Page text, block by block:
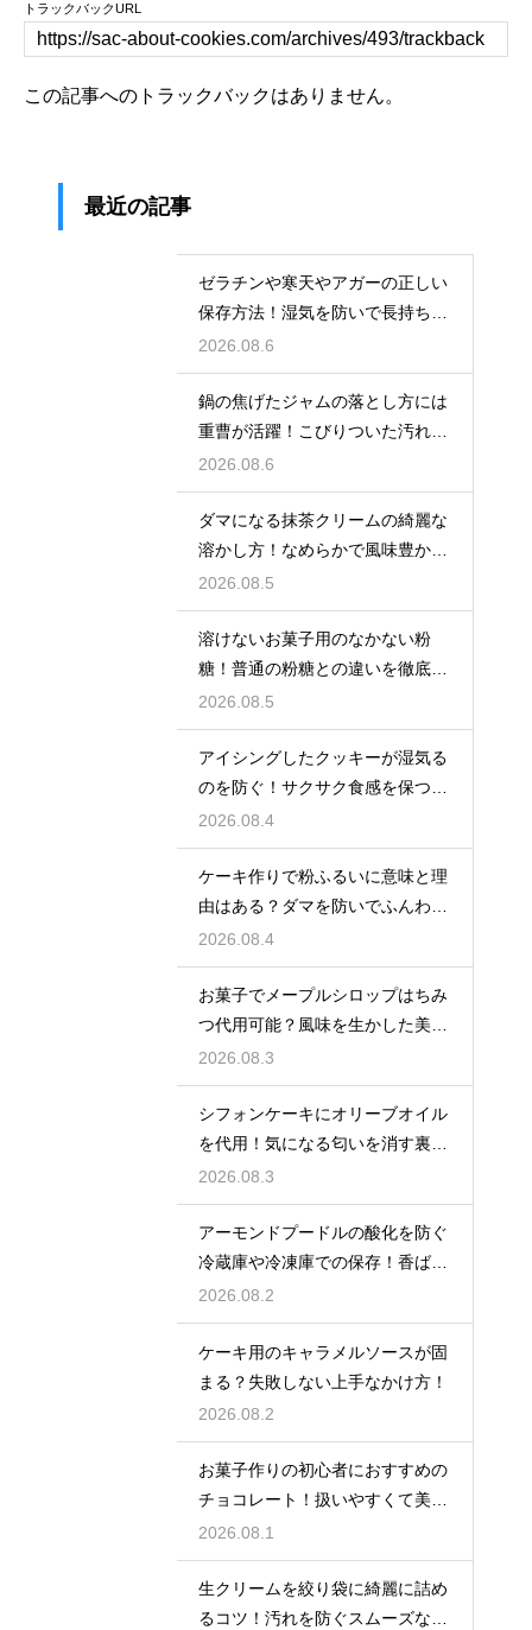
トラックバックURL
この記事へのトラックバックはありません。
最近の記事
ゼラチンや寒天やアガーの正しい
保存方法！湿気を防いで長持ちさ
せるコツ
2026.08.6
鍋の焦げたジャムの落とし方には
重曹が活躍！こびりついた汚れを
綺麗に落としてピカピカにする技
2026.08.6
ダマになる抹茶クリームの綺麗な
溶かし方！なめらかで風味豊かな
クリームを作る
2026.08.5
溶けないお菓子用のなかない粉
糖！普通の粉糖との違いを徹底解
説
2026.08.5
アイシングしたクッキーが湿気る
のを防ぐ！サクサク食感を保つ裏
技
2026.08.4
ケーキ作りで粉ふるいに意味と理
由はある？ダマを防いでふんわり
と軽い生地に焼き上げるための基
本
2026.08.4
お菓子でメープルシロップはちみ
つ代用可能？風味を生かした美味
しい技
2026.08.3
シフォンケーキにオリーブオイル
を代用！気になる匂いを消す裏ワ
ザ
2026.08.3
アーモンドプードルの酸化を防ぐ
冷蔵庫や冷凍庫での保存！香ばし
い風味を保ってお菓子を美味しく
する
2026.08.2
ケーキ用のキャラメルソースが固
まる？失敗しない上手なかけ方！
2026.08.2
お菓子作りの初心者におすすめの
チョコレート！扱いやすくて美味
しい種類を紹介
2026.08.1
生クリームを絞り袋に綺麗に詰め
るコツ！汚れを防ぐスムーズな入